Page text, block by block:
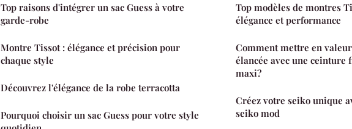
Top raisons d'intégrer un sac Guess à votre
garde-robe
Montre Tissot : élégance et précision pour
chaque style
Découvrez l'élégance de la robe terracotta
Pourquoi choisir un sac Guess pour votre style
Top modèles de montres
élégance et performance
Comment mettre en
élancée avec une ceinture
maxi?
Créez votre seiko unique
seiko mod